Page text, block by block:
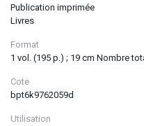
Publication imprimée
Livres
Format
1 vol. (195 p.) ; 19 cm Nombre
Cote
bpt6k9762059d
Utilisation